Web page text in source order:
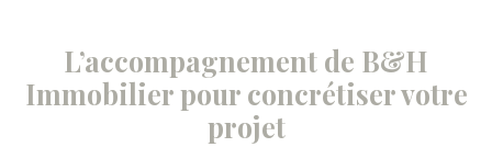
L’accompagnement de B&H
Immobilier pour concrétiser votre
projet